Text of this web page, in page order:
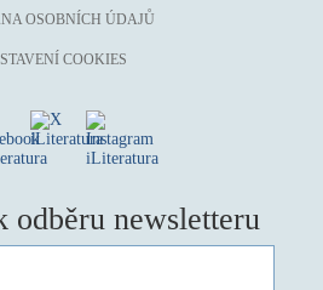
OSOBNÍCH ÚDAJŮ
COOKIES
odběru newsletteru